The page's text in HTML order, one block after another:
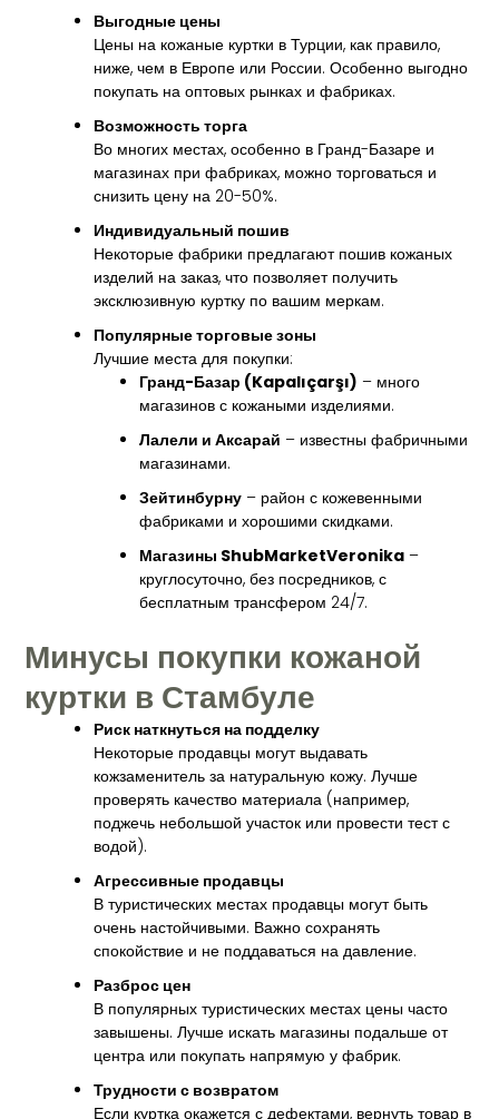
Выгодные цены
Цены на кожаные куртки в Турции, как правило,
ниже, чем в Европе или России. Особенно выгодно
покупать на оптовых рынках и фабриках.
Возможность торга
Во многих местах, особенно в Гранд-Базаре и
магазинах при фабриках, можно торговаться и
снизить цену на 20-50%.
Индивидуальный пошив
Некоторые фабрики предлагают пошив кожаных
изделий на заказ, что позволяет получить
эксклюзивную куртку по вашим меркам.
Популярные торговые зоны
Лучшие места для покупки:
Гранд-Базар (Kapalıçarşı) – много
магазинов с кожаными изделиями.
Лалели и Аксарай – известны фабричными
магазинами.
Зейтинбурну – район с кожевенными
фабриками и хорошими скидками.
Магазины ShubMarketVeronika –
круглосуточно, без посредников, с
бесплатным трансфером 24/7.
Минусы покупки кожаной
куртки в Стамбуле
Риск наткнуться на подделку
Некоторые продавцы могут выдавать
кожзаменитель за натуральную кожу. Лучше
проверять качество материала (например,
поджечь небольшой участок или провести тест с
водой).
Агрессивные продавцы
В туристических местах продавцы могут быть
очень настойчивыми. Важно сохранять
спокойствие и не поддаваться на давление.
Разброс цен
В популярных туристических местах цены часто
завышены. Лучше искать магазины подальше от
центра или покупать напрямую у фабрик.
Трудности с возвратом
Если куртка окажется с дефектами, вернуть товар в